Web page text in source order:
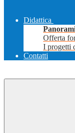
Didattica
Offerta
I progetti
Contatti